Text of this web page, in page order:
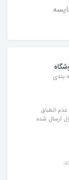
بندی
انطباق
ارسال شده